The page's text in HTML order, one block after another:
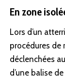
En zone
Lors d’un
procédures de
déclenchées
d’une balise